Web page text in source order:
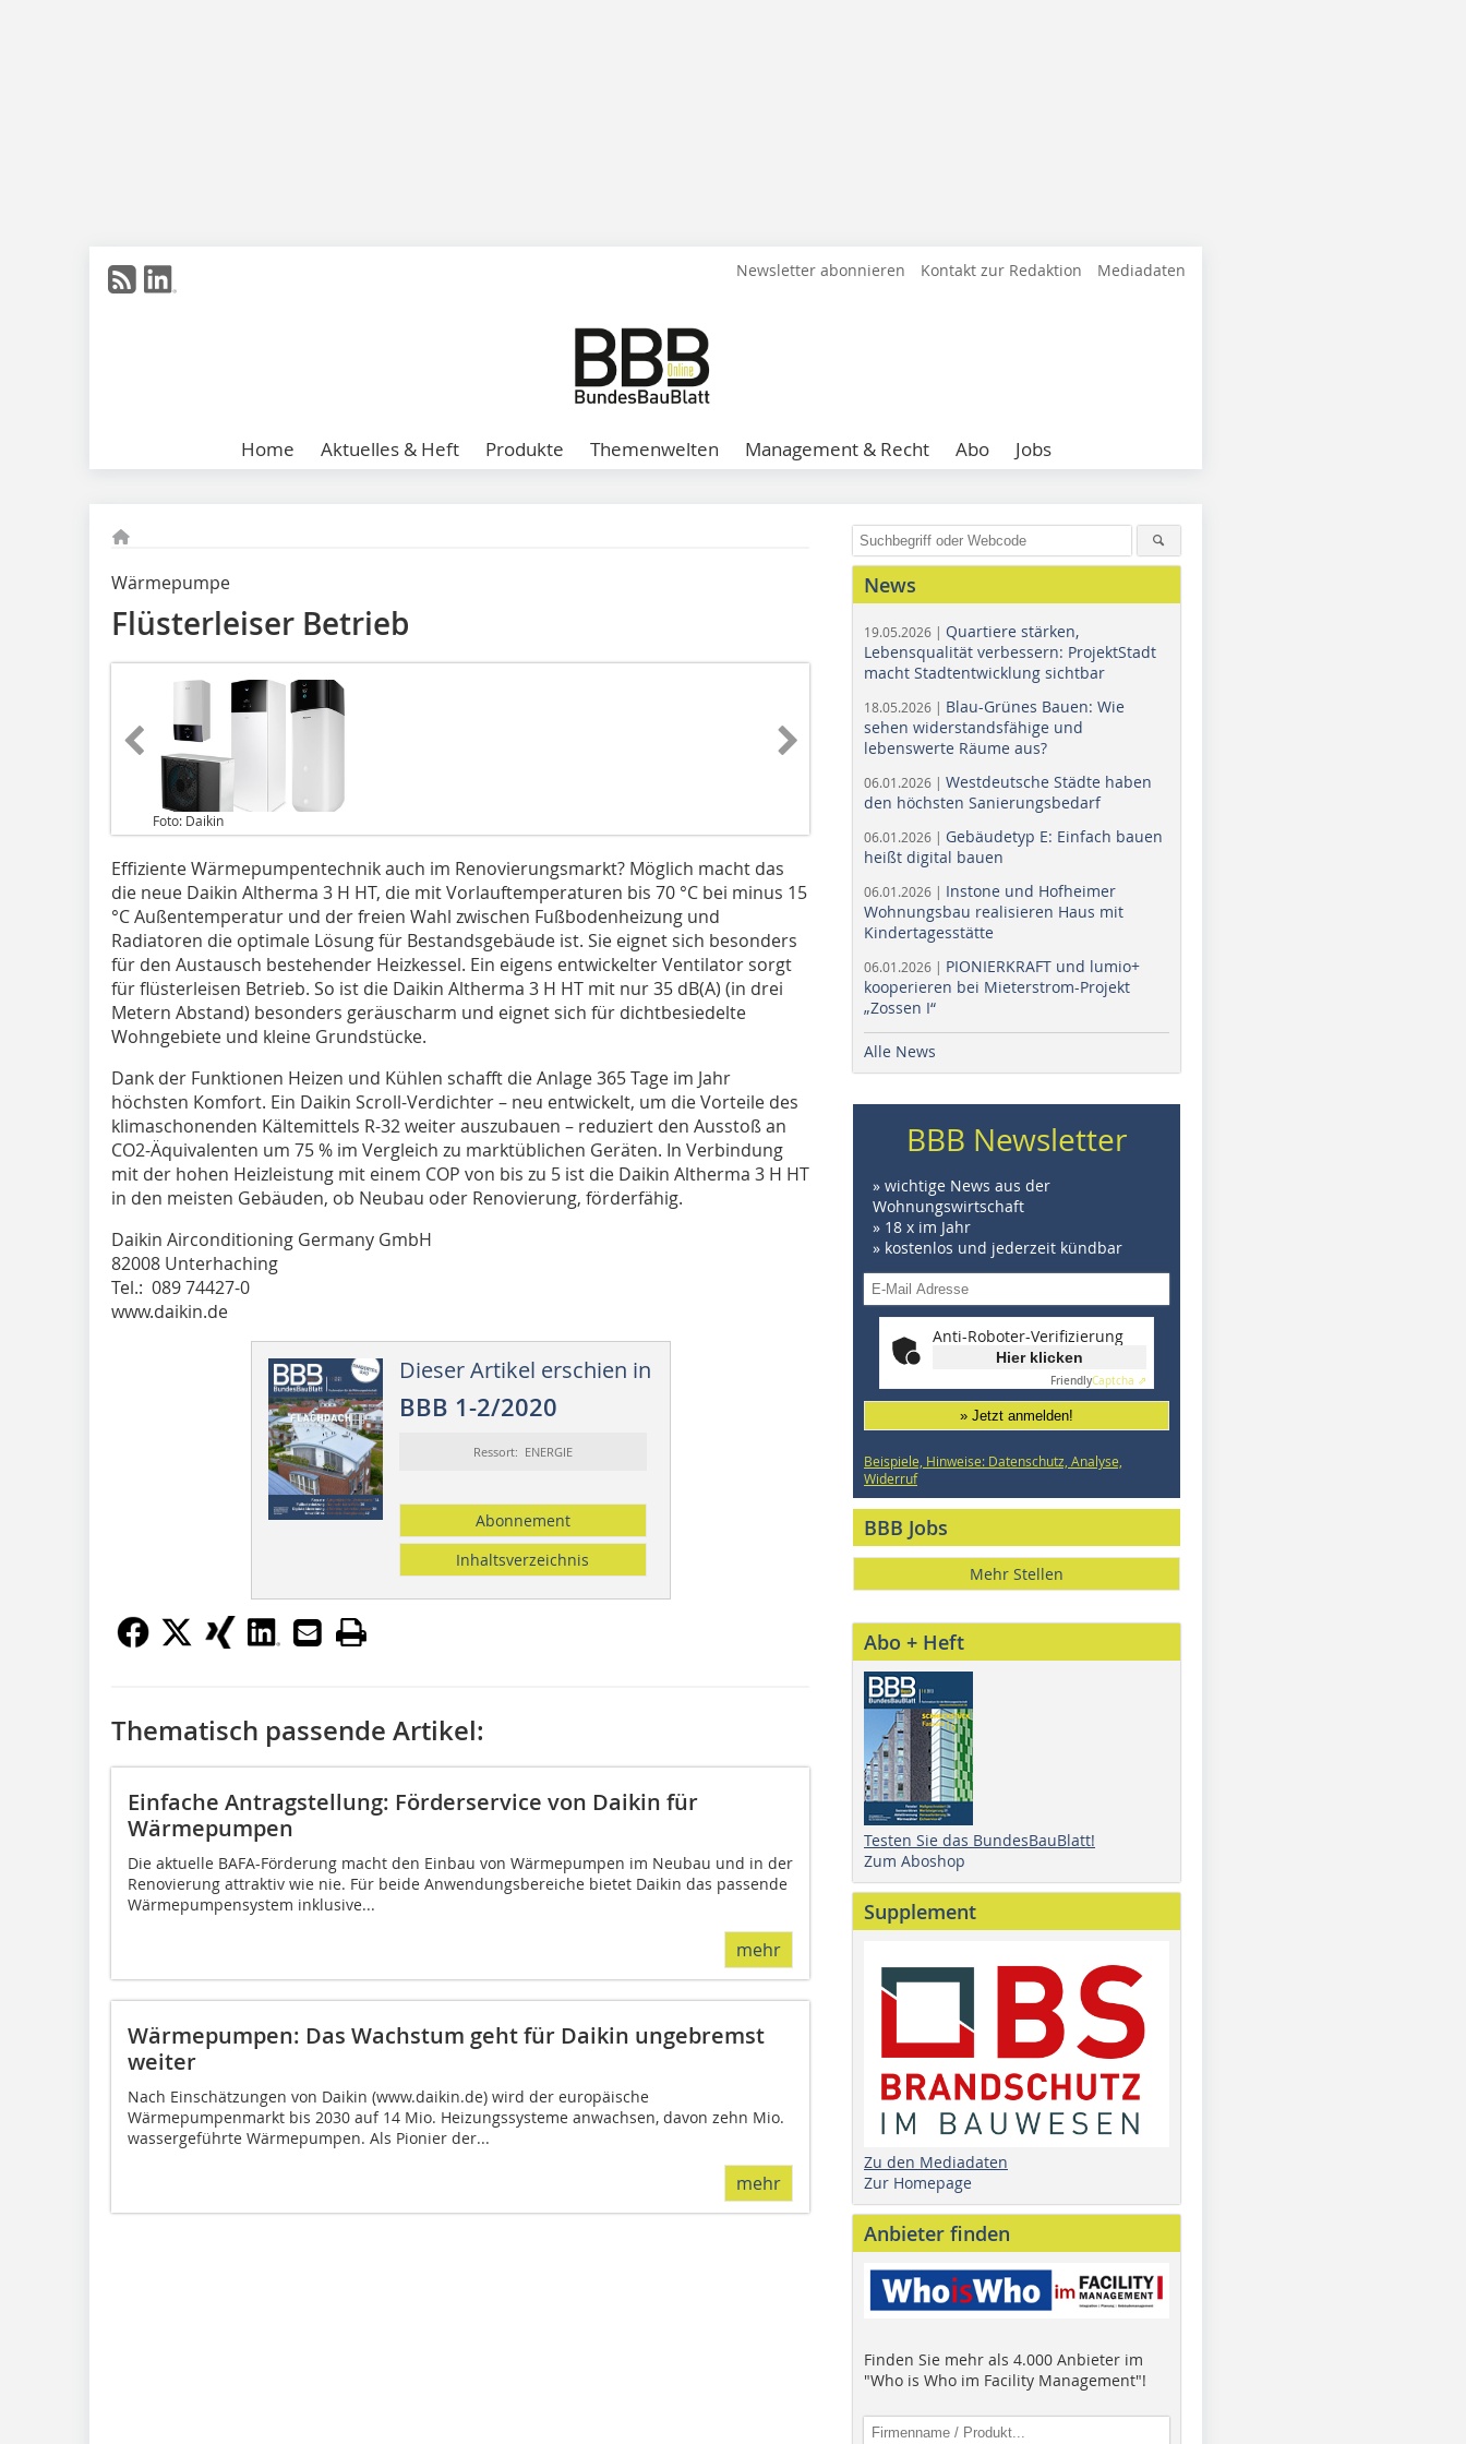
Newsletter abonnieren Kontakt zur Redaktion Mediadaten
Home Aktuelles & Heft Produkte Themenwelten Management & Recht Abo Jobs
Wärmepumpe
Flüsterleiser Betrieb
Foto: Daikin
Effiziente Wärmepumpentechnik auch im Renovierungsmarkt? Möglich macht das
die neue Daikin Altherma 3 H HT, die mit Vorlauftemperaturen bis 70 °C bei minus 15
°C Außentemperatur und der freien Wahl zwischen Fußbodenheizung und
Radiatoren die optimale Lösung für Bestandsgebäude ist. Sie eignet sich besonders
für den Austausch bestehender Heizkessel. Ein eigens entwickelter Ventilator sorgt
für flüsterleisen Betrieb. So ist die Daikin Altherma 3 H HT mit nur 35 dB(A) (in drei
Metern Abstand) besonders geräuscharm und eignet sich für dichtbesiedelte
Wohngebiete und kleine Grundstücke.
Dank der Funktionen Heizen und Kühlen schafft die Anlage 365 Tage im Jahr
höchsten Komfort. Ein Daikin Scroll-Verdichter – neu entwickelt, um die Vorteile des
klimaschonenden Kältemittels R-32 weiter auszubauen – reduziert den Ausstoß an
CO2-Äquivalenten um 75 % im Vergleich zu marktüblichen Geräten. In Verbindung
mit der hohen Heizleistung mit einem COP von bis zu 5 ist die Daikin Altherma 3 H HT
in den meisten Gebäuden, ob Neubau oder Renovierung, förderfähig.
Daikin Airconditioning Germany GmbH
82008 Unterhaching
Tel.: 089 74427-0
www.daikin.de
Dieser Artikel erschien in
BBB 1-2/2020
Ressort: ENERGIE
Abonnement
Inhaltsverzeichnis
Thematisch passende Artikel:
Einfache Antragstellung: Förderservice von Daikin für
Wärmepumpen
Die aktuelle BAFA-Förderung macht den Einbau von Wärmepumpen im Neubau und in der
Renovierung attraktiv wie nie. Für beide Anwendungsbereiche bietet Daikin das passende
Wärmepumpensystem inklusive...
mehr
Wärmepumpen: Das Wachstum geht für Daikin ungebremst
weiter
Nach Einschätzungen von Daikin (www.daikin.de) wird der europäische
Wärmepumpenmarkt bis 2030 auf 14 Mio. Heizungssysteme anwachsen, davon zehn Mio.
wassergeführte Wärmepumpen. Als Pionier der...
mehr
News
19.05.2026 | Quartiere stärken,
Lebensqualität verbessern: ProjektStadt
macht Stadtentwicklung sichtbar
18.05.2026 | Blau-Grünes Bauen: Wie
sehen widerstandsfähige und
lebenswerte Räume aus?
06.01.2026 | Westdeutsche Städte haben
den höchsten Sanierungsbedarf
06.01.2026 | Gebäudetyp E: Einfach bauen
heißt digital bauen
06.01.2026 | Instone und Hofheimer
Wohnungsbau realisieren Haus mit
Kindertagesstätte
06.01.2026 | PIONIERKRAFT und lumio+
kooperieren bei Mieterstrom-Projekt
„Zossen I“
Alle News
BBB Newsletter
» wichtige News aus der
Wohnungswirtschaft
» 18 x im Jahr
» kostenlos und jederzeit kündbar
Anti-Roboter-Verifizierung
Hier klicken
FriendlyCaptcha ⇗
» Jetzt anmelden!
Beispiele, Hinweise: Datenschutz, Analyse,
Widerruf
BBB Jobs
Mehr Stellen
Abo + Heft
Testen Sie das BundesBauBlatt!
Zum Aboshop
Supplement
Zu den Mediadaten
Zur Homepage
Anbieter finden
Finden Sie mehr als 4.000 Anbieter im
"Who is Who im Facility Management"!